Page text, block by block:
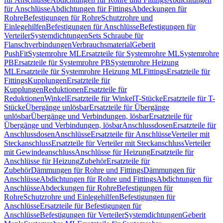
für AnschlüsseAbdichtungen für FittingsAbdeckungen für
RohreBefestigungen für RohreSchutzrohre und
EinlegehilfenBefestigungen für AnschlüsseBefestigungen für
VerteilerSystemdichtungenSets Schraube für
FlanschverbindungenVerbrauchsmaterialGeberit
PushFitSystemrohre MLErsatzteile für Systemrohre MLSystemrohre
PBErsatzteile für Systemrohre PBSystemrohre Heizung
MLErsatzteile für Systemrohre Heizung MLFittingsErsatzteile für
FittingsKupplungenErsatzteile für
KupplungenReduktionenErsatzteile für
ReduktionenWinkelErsatzteile für WinkelT-StückeErsatzteile für T-
StückeÜbergänge unlösbarErsatzteile für Übergänge
unlösbarÜbergänge und Verbindungen, lösbarErsatzteile für
Übergänge und Verbindungen, lösbarAnschlussdosenErsatzteile für
AnschlussdosenAnschlüsseErsatzteile für AnschlüsseVerteiler mit
SteckanschlussErsatzteile für Verteiler mit SteckanschlussVerteiler
mit GewindeanschlussAnschlüsse für HeizungErsatzteile für
Anschlüsse für HeizungZubehörErsatzteile für
ZubehörDämmungen für Rohre und FittingsDämmungen für
AnschlüsseAbdichtungen für Rohre und FittingsAbdichtungen für
AnschlüsseAbdeckungen für RohreBefestigungen für
RohreSchutzrohre und EinlegehilfenBefestigungen für
AnschlüsseErsatzteile für Befestigungen für
AnschlüsseBefestigungen für VerteilerSystemdichtungenGeberit